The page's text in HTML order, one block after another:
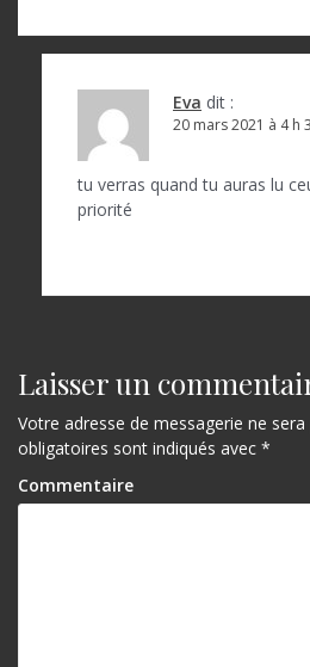
Eva dit :
20 mars 2021 à 4 h
tu verras quand tu auras lu
priorité
Laisser un
Votre adresse de messagerie ne sera
obligatoires sont indiqués avec *
Commentaire